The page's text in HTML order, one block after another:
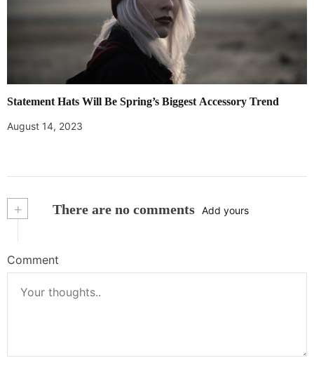
Statement Hats Will Be Spring’s Biggest Accessory Trend
August 14, 2023
+ There are no comments Add yours
Comment